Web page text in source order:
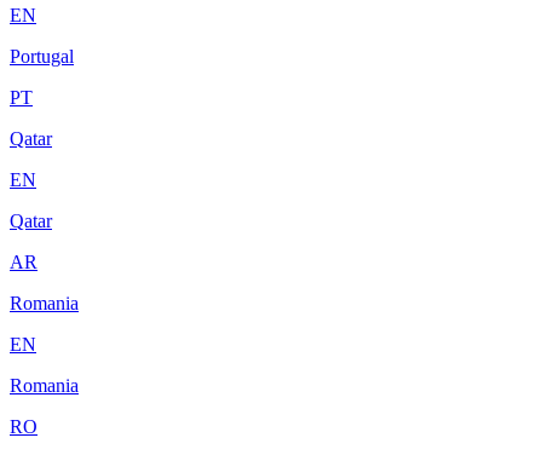
EN
Portugal
PT
Qatar
EN
Qatar
AR
Romania
EN
Romania
RO